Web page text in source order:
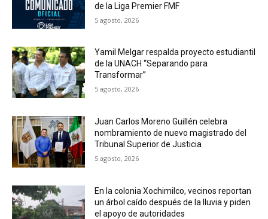
de la Liga Premier FMF
5 agosto, 2026
Yamil Melgar respalda proyecto estudiantil
de la UNACH “Separando para
Transformar”
5 agosto, 2026
Juan Carlos Moreno Guillén celebra
nombramiento de nuevo magistrado del
Tribunal Superior de Justicia
5 agosto, 2026
En la colonia Xochimilco, vecinos reportan
un árbol caído después de la lluvia y piden
el apoyo de autoridades